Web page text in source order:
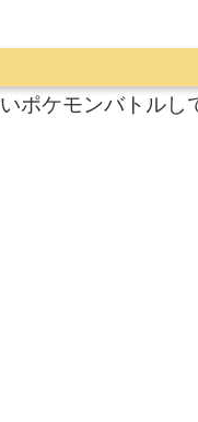
ポケモンバトルし